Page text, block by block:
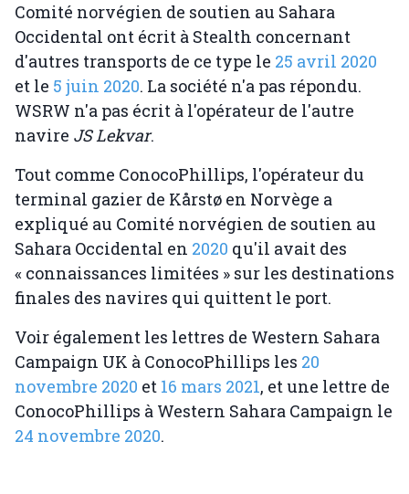
Comité norvégien de soutien au Sahara
Occidental ont écrit à Stealth concernant
d'autres transports de ce type le 25 avril 2020
et le 5 juin 2020. La société n'a pas répondu.
WSRW n'a pas écrit à l'opérateur de l'autre
navire JS Lekvar.
Tout comme ConocoPhillips, l'opérateur du
terminal gazier de Kårstø en Norvège a
expliqué au Comité norvégien de soutien au
Sahara Occidental en 2020 qu'il avait des
« connaissances limitées » sur les destinations
finales des navires qui quittent le port.
Voir également les lettres de Western Sahara
Campaign UK à ConocoPhillips les 20
novembre 2020 et 16 mars 2021, et une lettre de
ConocoPhillips à Western Sahara Campaign le
24 novembre 2020.